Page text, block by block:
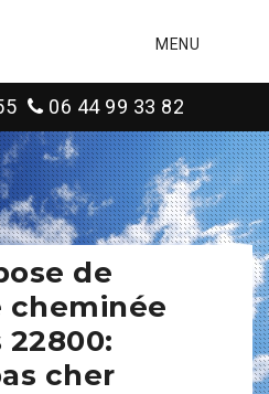
MENU
06 44 99 33 82
de
cheminée
22800:
cher